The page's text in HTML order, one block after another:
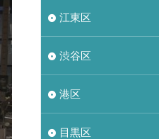
江東区
渋谷区
港区
目黒区